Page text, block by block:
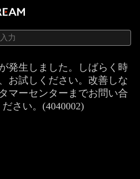
発生しました。しばらく時
お試しください。改善しな
マーセンターまでお問い合
さい。(4040002)